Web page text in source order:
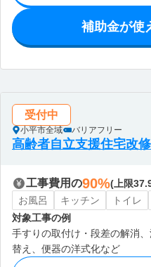
補助金が使
受付中
小平市全域 バリアフリー
高齢者自立支援住宅改
工事費用の90%(上限
お風呂
キッチン トイレ
対象工事の例
手すりの取付け・段差の解消
替え、便器の洋式化など